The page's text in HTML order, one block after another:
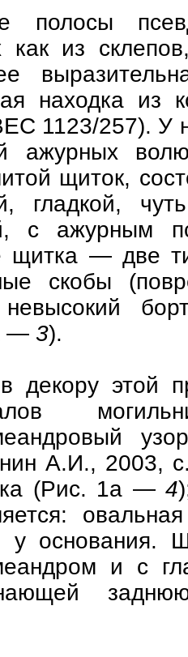
полосы
как из
находка из
1123/257). У
ажурных
щиток,
гладкой,
с ажурным
щитка — две
скобы
невысокий
— 3).
декору этой
А.И., 2003,
(Рис. 1а — 4
у основания.
и с